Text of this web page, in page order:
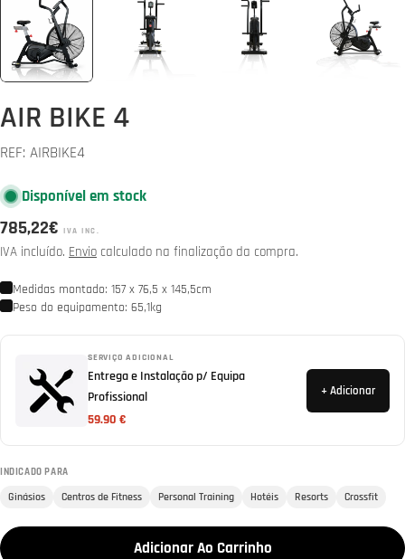
AIR BIKE 4
REF: AIRBIKE4
Disponível em stock
Preço
normal
785,22€ IVA INC.
IVA incluído. Envio calculado na finalização da compra.
Medidas montado: 157 x 76,5 x 145,5cm
Peso do equipamento: 65,1kg
SERVIÇO ADICIONAL
Entrega e Instalação p/ Equipa
Profissional
59.90 €
+ Adicionar
INDICADO PARA
Ginásios Centros de Fitness Personal Training Hotéis Resorts Crossfit
Adicionar Ao Carrinho